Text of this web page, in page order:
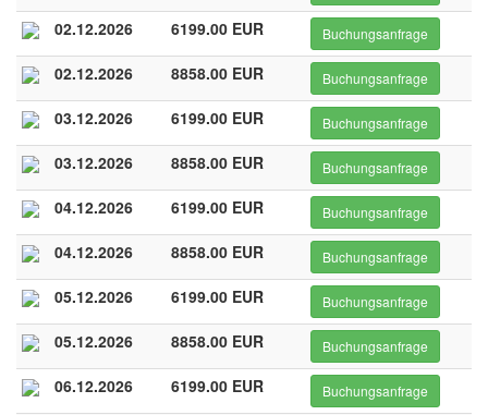
02.12.2026 6199.00 EUR Buchungsanfrage
02.12.2026 8858.00 EUR Buchungsanfrage
03.12.2026 6199.00 EUR Buchungsanfrage
03.12.2026 8858.00 EUR Buchungsanfrage
04.12.2026 6199.00 EUR Buchungsanfrage
04.12.2026 8858.00 EUR Buchungsanfrage
05.12.2026 6199.00 EUR Buchungsanfrage
05.12.2026 8858.00 EUR Buchungsanfrage
06.12.2026 6199.00 EUR Buchungsanfrage